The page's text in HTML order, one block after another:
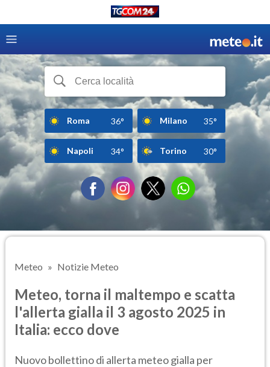
Roma 36° Milano 35°
Napoli 34° Torino 30°
Meteo Notizie Meteo
Meteo, torna il maltempo e scatta
l'allerta gialla il 3 agosto 2025 in
Italia: ecco dove
Nuovo bollettino di allerta meteo gialla per